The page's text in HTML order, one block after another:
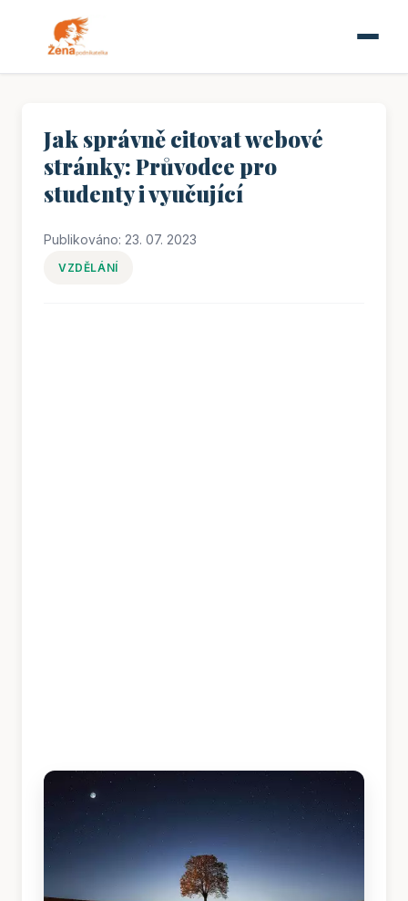
Jak správně citovat webové
stránky: Průvodce pro
studenty i vyučující
Publikováno: 23. 07. 2023
VZDĚLÁNÍ